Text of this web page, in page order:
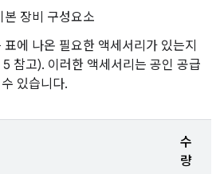
본 장비 구성요소
에 나온 필요한 액세서리가 있는지
참고). 이러한 액세서리는 공인 공급
있습니다.
수
량